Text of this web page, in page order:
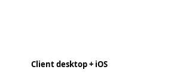
Client desktop + iOS